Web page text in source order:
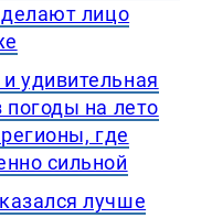
делают лицо
удивительная
погоды на лето
где
сильной
лучше